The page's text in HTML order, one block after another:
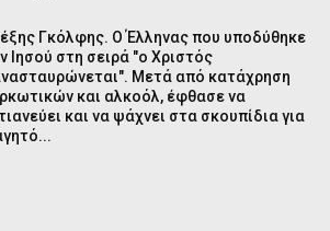
Γκόλφης. Ο Έλληνας που υποδύθηκε
Ιησού στη σειρά "ο Χριστός
Μετά από κατάχρηση
και αλκοόλ, έφθασε να
και να ψάχνει στα σκουπίδια για